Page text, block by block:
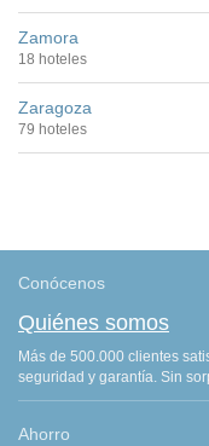
Zamora
18 hoteles
Zaragoza
79 hoteles
Conócenos
Quiénes somos
Más de 500.000 clientes
seguridad y garantía. Sin
Ahorro